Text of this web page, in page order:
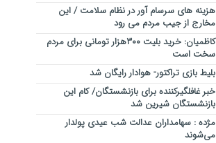
هزینه های سرسام آور در نظام سلامت / این
مخارج از جیب مردم می رود
کاظمیان: خرید بلیت ۳۰۰هزار تومانی برای مردم
سخت است
بلیط بازی تراکتور- هوادار رایگان شد
خبر غافلگیرکننده برای بازنشستگان/ کام این
بازنشستگان شیرین شد
مژده : سهامداران عدالت شب عیدی پولدار
می‌شوند